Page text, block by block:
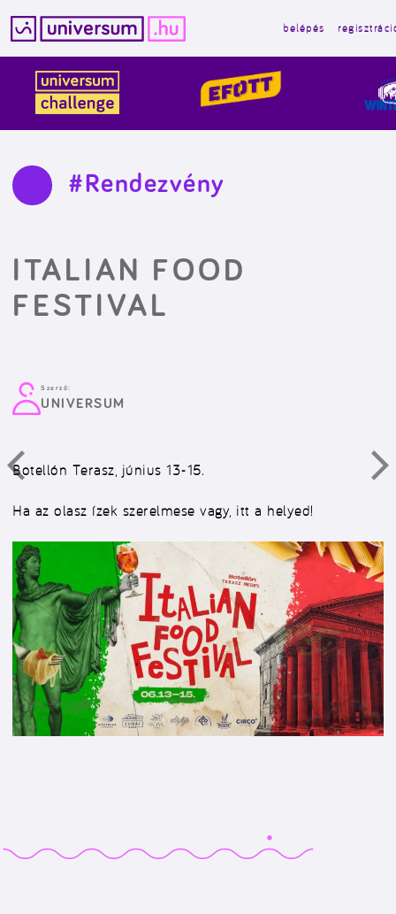
tartalomba
belépés
#Rendezvény
ITALIAN FOOD
FESTIVAL
Szerző:
UNIVERSUM
Botellón Terasz, június 13-15.
Ha az olasz ízek szerelmese vagy, itt a helyed!